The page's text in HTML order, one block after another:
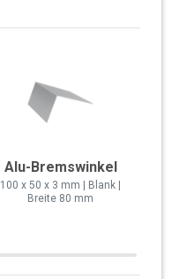
Alu-Bremswinkel
100 x 50 x 3 mm | Blank |
Breite 80 mm